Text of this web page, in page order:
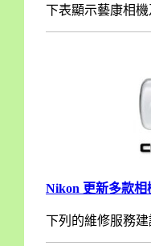
下表顯示藝康相
Nikon 更新多款
下列的維修服務建